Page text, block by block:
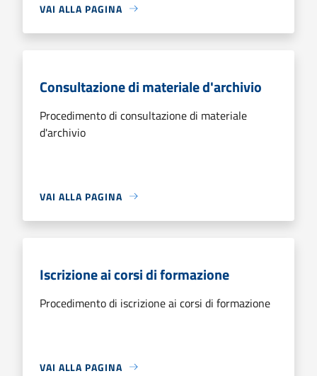
VAI ALLA PAGINA
Consultazione di materiale d'archivio
Procedimento di consultazione di materiale
d'archivio
VAI ALLA PAGINA
Iscrizione ai corsi di formazione
Procedimento di iscrizione ai corsi di formazione
VAI ALLA PAGINA